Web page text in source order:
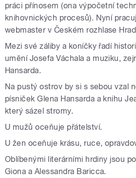
práci přínosem (ona výpočetní
knihovnických procesů). Nyní
webmaster v Českém rozhlase
Mezi své záliby a koníčky řadí
umění Josefa Váchala a muziku,
Hansarda.
Na pustý ostrov by si s sebou vzal
písniček Glena Hansarda a knihu
který sázel stromy.
U mužů oceňuje přátelství.
U žen oceňuje krásu, ruce,
Oblíbenými literárními hrdiny jsou
Giona a Alessandra Baricca.